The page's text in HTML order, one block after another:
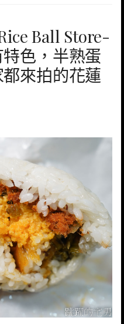
Ball Store-
色，半熟蛋
來拍的花蓮